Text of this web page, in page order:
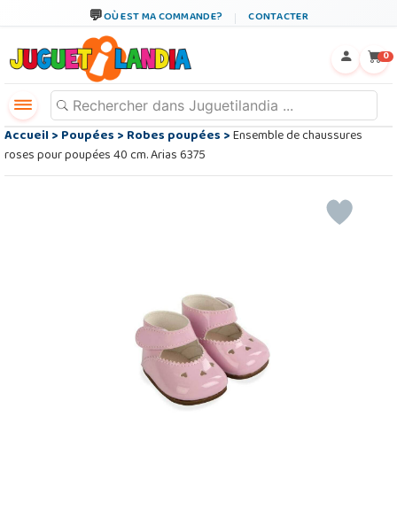
OÙ EST MA COMMANDE? CONTACTER
0
Accueil>Poupées>Robes poupées>Ensemble de chaussures
roses pour poupées 40 cm. Arias 6375